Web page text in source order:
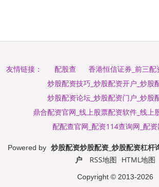
友情链接： 配股查
香港恒信证券_前三
炒股配资技巧_炒股配资开户_炒股
炒股配资论坛_炒股配资门户_炒股
鼎合配资官网_线上股票配资软件_线上
配配查官网_配资114查询网_配
Powered by 炒股配资炒股配资_炒股配资杠杆
户
RSS地图 HTML地图
Copyright © 2013-2026